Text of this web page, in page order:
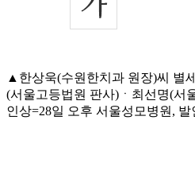
▲한상욱(수원한치과 원장)씨 별
(서울고등법원 판사)ㆍ최선명(서
인상=28일 오후 서울성모병원, 발